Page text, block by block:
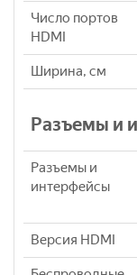
Число портов
HDMI
Ширина, см
Разъемы и
Разъемы и
интерфейсы
Версия HDMI